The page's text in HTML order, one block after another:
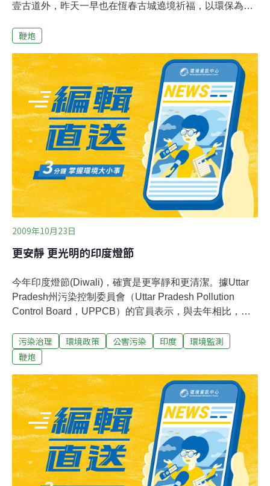
壹古道外，昨天一早也在恆春古城遶境祈福，以環保為訴
地上數百名信徒前往陪走。環島活動發言人林伯奇說，活
人，說也奇怪，以環保為主軸的環島活動似乎也受到媽祖
的肯定，當工作人員安排路線，以擲筊決定走台九線或是
走較難步行的阿塱壹古道到恆春時，媽祖竟然連三個聖筊
希望走阿塱壹，力挺自然生態的旨意讓信徒們稱奇，也是
首度有神轎挑戰阿塱壹古道成功。林伯奇表示，以「相
信」、「環保」、「祈福」為主題的徒步環島活動，沒有
鞭炮聲和漫天煙硝，還帶著象徵環保的北極熊布偶隨行，
完全不同於傳統的陣頭遶境活動，希望在媽祖帶領下，走
出一條有別於傳統的環保宗教新文化。
鞭炮
2009年10月23日
更安靜 更光明的印度燈節
今年印度燈節(Diwali)，確實是更寧靜和更清潔。據Uttar
Pradesh州污染控制委員會（Uttar Pradesh Pollution
Control Board，UPPCB）的官員表示，與去年相比，今
間噪音達到約112分貝，但是在允許的限度內(125-145分
貝)。而空氣污染的狀況將在分析數據後才可確認後。
污染治理 環境政策 公害污染 印度
環境監測
鞭炮